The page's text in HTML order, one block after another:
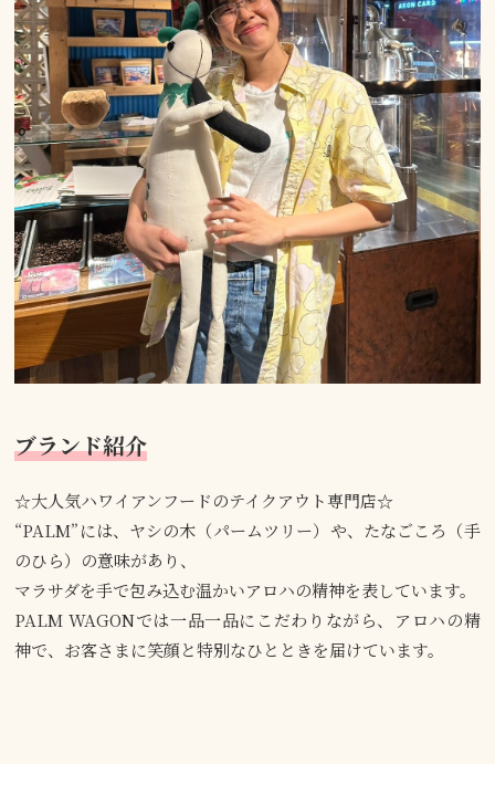
ブランド紹介
☆大人気ハワイアンフードのテイクアウト専門店☆
“PALM”には、ヤシの木（パームツリー）や、たなごころ（手
のひら）の意味があり、
マラサダを手で包み込む温かいアロハの精神を表しています。
PALM WAGONでは一品一品にこだわりながら、アロハの精
神で、お客さまに笑顔と特別なひとときを届けています。